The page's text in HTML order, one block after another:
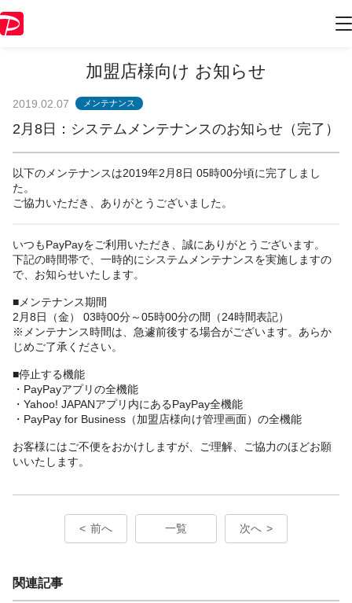
加盟店様向け お知らせ
2019.02.07 メンテナンス
2月8日：システムメンテナンスのお知らせ（完了）
以下のメンテナンスは2019年2月8日 05時00分頃に完了しまし
た。
ご協力いただき、ありがとうございました。
いつもPayPayをご利用いただき、誠にありがとうございます。
下記の時間帯で、一時的にシステムメンテナンスを実施しますの
で、お知らせいたします。
■メンテナンス期間
2月8日（金） 03時00分～05時00分の間（24時間表記）
※メンテナンス時間は、急遽前後する場合がございます。あらか
じめご了承ください。
■停止する機能
・PayPayアプリの全機能
・Yahoo! JAPANアプリ内にあるPayPay全機能
・PayPay for Business（加盟店様向け管理画面）の全機能
お客様にはご不便をおかけしますが、ご理解、ご協力のほどお願
いいたします。
前へ 一覧 次へ
関連記事